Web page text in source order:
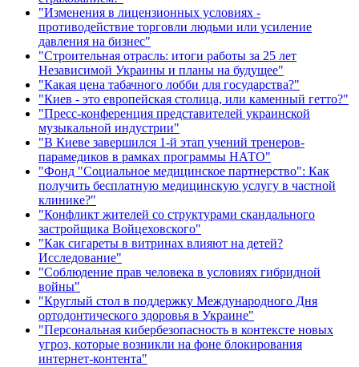
"Изменения в лицензионных условиях -
противодействие торговли людьми или усиление
давления на бизнес"
"Строительная отрасль: итоги работы за 25 лет
Независимой Украины и планы на будущее"
"Какая цена табачного лобби для государства?"
"Киев - это европейская столица, или каменный гетто?"
"Пресс-конференция представителей украинской
музыкальной индустрии"
"В Киеве завершился 1-й этап учений тренеров-
парамедиков в рамках программы НАТО"
"Фонд "Социальное медицинское партнерство": Как
получить бесплатную медицинскую услугу в частной
клинике?"
"Конфликт жителей со структурами скандального
застройщика Войцеховского"
"Как сигареты в витринах влияют на детей?
Исследование"
"Соблюдение прав человека в условиях гибридной
войны"
"Круглый стол в поддержку Международного Дня
ортодонтического здоровья в Украине"
"Персональная кибербезопасность в контексте новых
угроз, которые возникли на фоне блокирования
интернет-контента"